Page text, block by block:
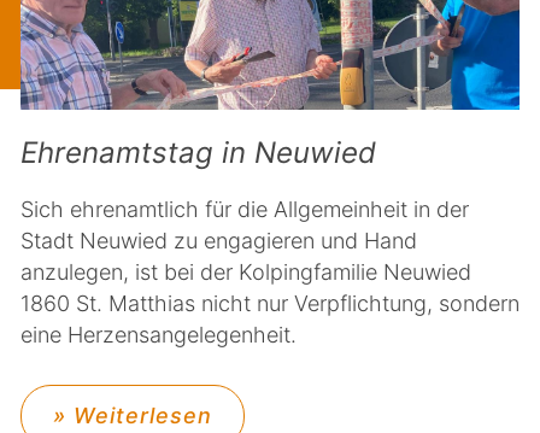
Ehrenamtstag in Neuwied
Sich ehrenamtlich für die Allgemeinheit in der
Stadt Neuwied zu engagieren und Hand
anzulegen, ist bei der Kolpingfamilie Neuwied
1860 St. Matthias nicht nur Verpflichtung, sondern
eine Herzensangelegenheit.
» Weiterlesen